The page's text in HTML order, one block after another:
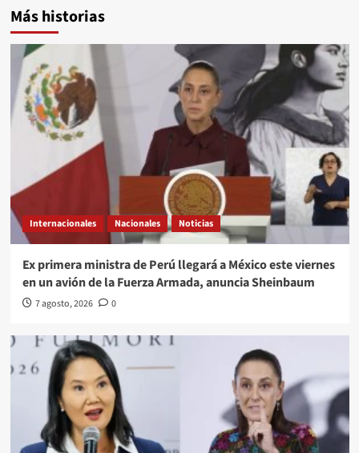
Más historias
Internacionales Nacionales Noticias
Ex primera ministra de Perú llegará a México este viernes
en un avión de la Fuerza Armada, anuncia Sheinbaum
7 agosto, 2026 0